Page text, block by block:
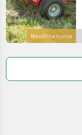
Macchina nuova